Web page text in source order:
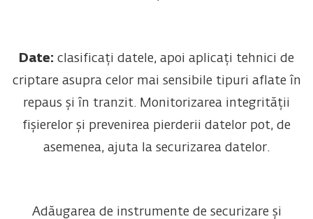
Date: clasificați datele, apoi aplicați tehnici de
criptare asupra celor mai sensibile tipuri aflate în
repaus și în tranzit. Monitorizarea integrității
fișierelor și prevenirea pierderii datelor pot, de
asemenea, ajuta la securizarea datelor.
Adăugarea de instrumente de securizare și